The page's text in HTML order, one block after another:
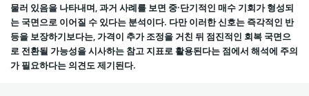
물러 있음을 나타내며, 과거 사례를 보면 중·단기적인 매수 기회가 형성되
는 국면으로 이어질 수 있다는 분석이다. 다만 이러한 신호는 즉각적인 반
등을 보장하기보다는, 가격이 추가 조정을 거친 뒤 점진적인 회복 국면으
로 전환될 가능성을 시사하는 참고 지표로 활용된다는 점에서 해석에 주의
가 필요하다는 의견도 제기된다.